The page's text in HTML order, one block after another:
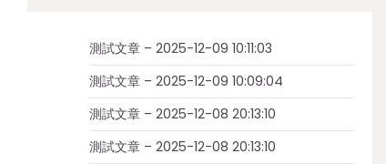
測試文章 – 2025-12-09 10:11:03
測試文章 – 2025-12-09 10:09:04
測試文章 – 2025-12-08 20:13:10
測試文章 – 2025-12-08 20:13:10